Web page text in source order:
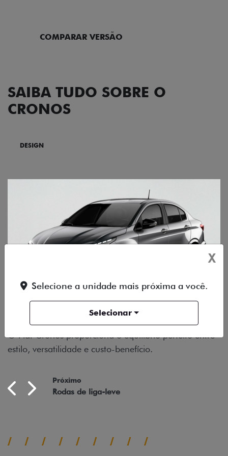
COMPARAR VERSÃO
SAIBA TUDO SOBRE O
CRONOS
DESIGN
equilíbrio perfeito entre
X
Selecione a unidade mais próxima a você.
Selecionar